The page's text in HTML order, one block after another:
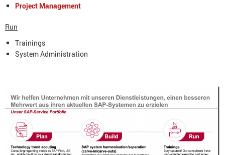
Project Management
Run
Trainings
System Administration